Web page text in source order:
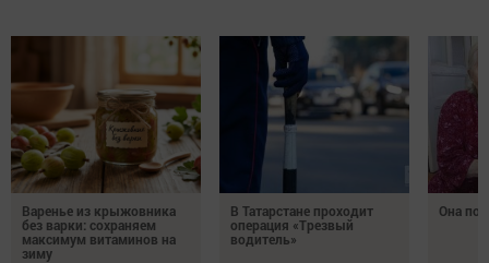
Варенье из крыжовника
без варки: сохраняем
максимум витаминов на
зиму
В Татарстане проходит
операция «Трезвый
водитель»
Она